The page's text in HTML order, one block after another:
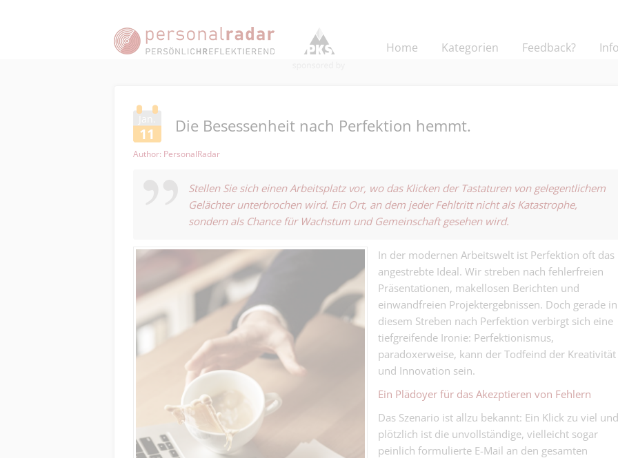
Home Kategorien Feedback? Info
Jan.
11 Die Besessenheit nach Perfektion hemmt.
Author: PersonalRadar
Stellen Sie sich einen Arbeitsplatz vor, wo das Klicken der Tastaturen von gelegentlichem
Gelächter unterbrochen wird. Ein Ort, an dem jeder Fehltritt nicht als Katastrophe,
sondern als Chance für Wachstum und Gemeinschaft gesehen wird.
In der modernen Arbeitswelt ist Perfektion oft das
angestrebte Ideal. Wir streben nach fehlerfreien
Präsentationen, makellosen Berichten und
einwandfreien Projektergebnissen. Doch gerade in
diesem Streben nach Perfektion verbirgt sich eine
tiefgreifende Ironie: Perfektionismus,
paradoxerweise, kann der Todfeind der Kreativität
und Innovation sein.
Ein Plädoyer für das Akezptieren von Fehlern
Das Szenario ist allzu bekannt: Ein Klick zu viel und
plötzlich ist die unvollständige, vielleicht sogar
peinlich formulierte E-Mail an den gesamten
und
auch
Administration
darauf zählen….
Finanz | Basel
Personalwesen
Zahlen
und Prozesse
Dipl.
für die
Pflege.
Medical | Basel
Disponent
Landverkehre
bewegen nicht
Logistik - Spedition |
100% (w/m/d) -
ihr Ding!.